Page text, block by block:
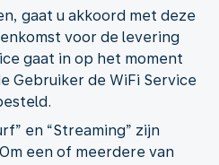
gaat u akkoord met deze
voor de levering
gaat in op het moment
Gebruiker de WiFi Service
en “Streaming” zijn
een of meerdere van